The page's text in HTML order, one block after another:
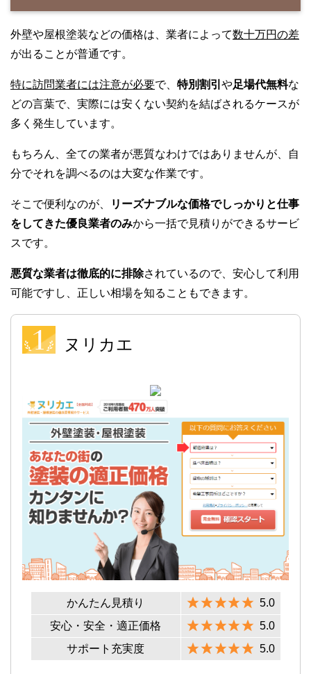
外壁や屋根塗装などの価格は、業者によって数十万円の差
が出ることが普通です。
特に訪問業者には注意が必要で、 特別割引 や足場代無料な
どの言葉で、実際には安くない契約を結ばされるケースが
多く発生しています。
もちろん、全ての業者が悪質なわけではありませんが、自
分でそれを調べるのは大変な作業です。
そこで便利なのが、
リーズナブルな価格でしっかりと仕事
をしてきた優良業者のみから一括で見積りができるサービ
スです。
悪質な業者は徹底的に排除されているので、安心して利用
可能ですし、正しい相場を知ることもできます。
ヌリカエ
かんたん見積り
5.0
安心・安全・適正価格
5.0
サポート充実度
5.0